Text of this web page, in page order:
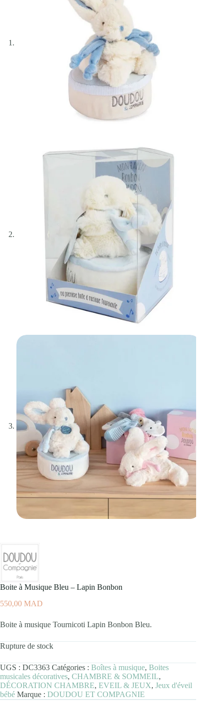
Boite à Musique Bleu – Lapin Bonbon
550,00 MAD
Boite à musique Tournicoti Lapin Bonbon Bleu.
Rupture de stock
UGS : DC3363 Catégories : Boîtes à musique, Boites
musicales décoratives, CHAMBRE & SOMMEIL,
DÉCORATION CHAMBRE, EVEIL & JEUX, Jeux d'éveil
bébé Marque : DOUDOU ET COMPAGNIE